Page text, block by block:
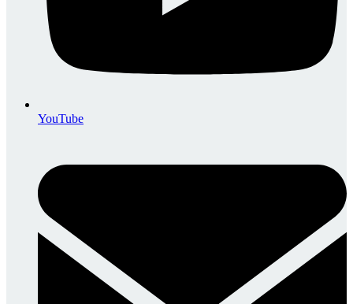
YouTube